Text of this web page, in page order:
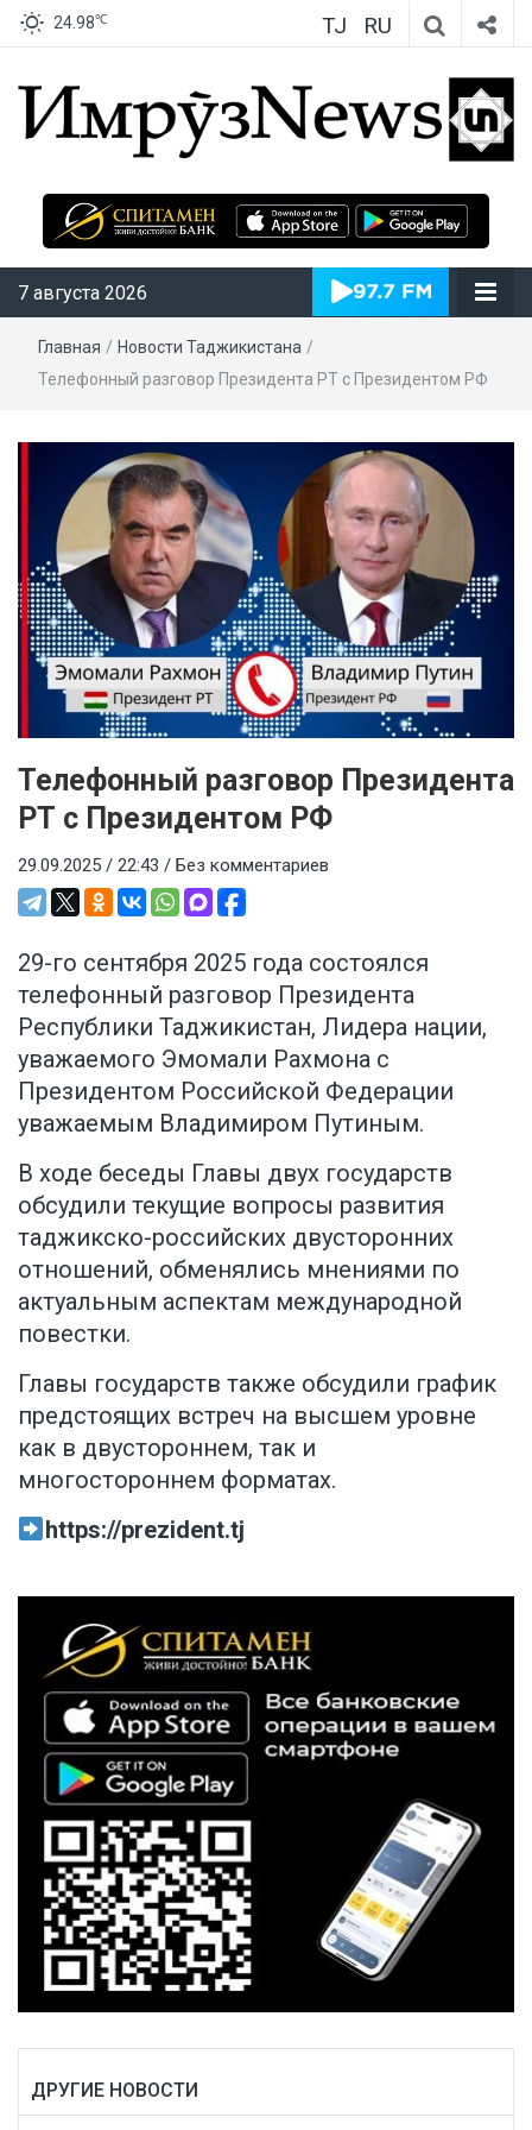
24.98℃ TJ RU
ИмрӯзNews
7 августа 2026
Главная / Новости Таджикистана /
Телефонный разговор Президента РТ с Президентом РФ
Телефонный разговор Президента
РТ с Президентом РФ
29.09.2025 / 22:43 / Без комментариев
29-го сентября 2025 года состоялся
телефонный разговор Президента
Республики Таджикистан, Лидера нации,
уважаемого Эмомали Рахмона с
Президентом Российской Федерации
уважаемым Владимиром Путиным.
В ходе беседы Главы двух государств
обсудили текущие вопросы развития
таджикско-российских двусторонних
отношений, обменялись мнениями по
актуальным аспектам международной
повестки.
Главы государств также обсудили график
предстоящих встреч на высшем уровне
как в двустороннем, так и
многостороннем форматах.
https://prezident.tj
ДРУГИЕ НОВОСТИ